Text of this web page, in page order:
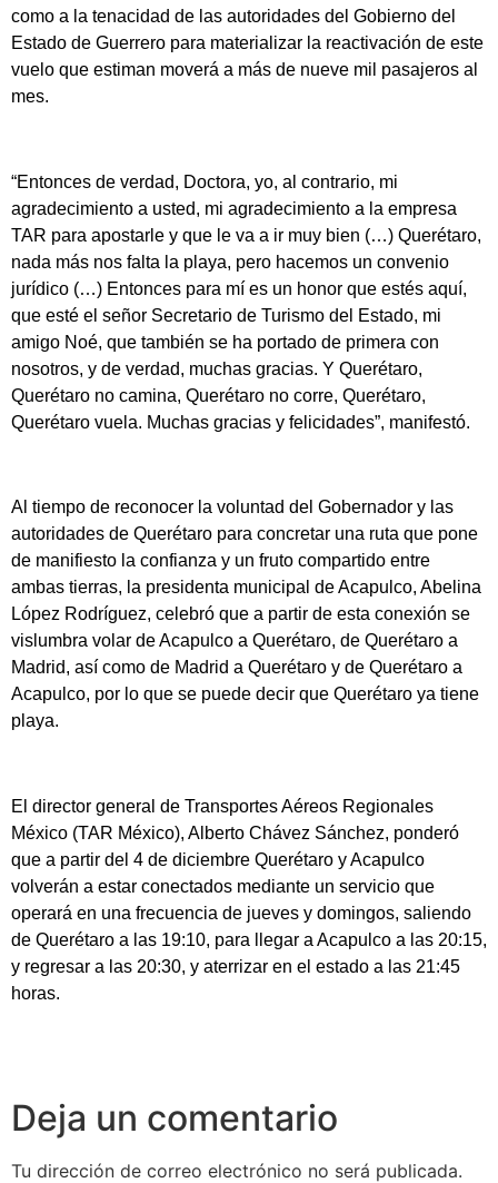
como a la tenacidad de las autoridades del Gobierno del
Estado de Guerrero para materializar la reactivación de este
vuelo que estiman moverá a más de nueve mil pasajeros al
mes.
“Entonces de verdad, Doctora, yo, al contrario, mi
agradecimiento a usted, mi agradecimiento a la empresa
TAR para apostarle y que le va a ir muy bien (…) Querétaro,
nada más nos falta la playa, pero hacemos un convenio
jurídico (…) Entonces para mí es un honor que estés aquí,
que esté el señor Secretario de Turismo del Estado, mi
amigo Noé, que también se ha portado de primera con
nosotros, y de verdad, muchas gracias. Y Querétaro,
Querétaro no camina, Querétaro no corre, Querétaro,
Querétaro vuela. Muchas gracias y felicidades”, manifestó.
Al tiempo de reconocer la voluntad del Gobernador y las
autoridades de Querétaro para concretar una ruta que pone
de manifiesto la confianza y un fruto compartido entre
ambas tierras, la presidenta municipal de Acapulco, Abelina
López Rodríguez, celebró que a partir de esta conexión se
vislumbra volar de Acapulco a Querétaro, de Querétaro a
Madrid, así como de Madrid a Querétaro y de Querétaro a
Acapulco, por lo que se puede decir que Querétaro ya tiene
playa.
El director general de Transportes Aéreos Regionales
México (TAR México), Alberto Chávez Sánchez, ponderó
que a partir del 4 de diciembre Querétaro y Acapulco
volverán a estar conectados mediante un servicio que
operará en una frecuencia de jueves y domingos, saliendo
de Querétaro a las 19:10, para llegar a Acapulco a las 20:15,
y regresar a las 20:30, y aterrizar en el estado a las 21:45
horas.
Deja un comentario
Tu dirección de correo electrónico no será publicada.